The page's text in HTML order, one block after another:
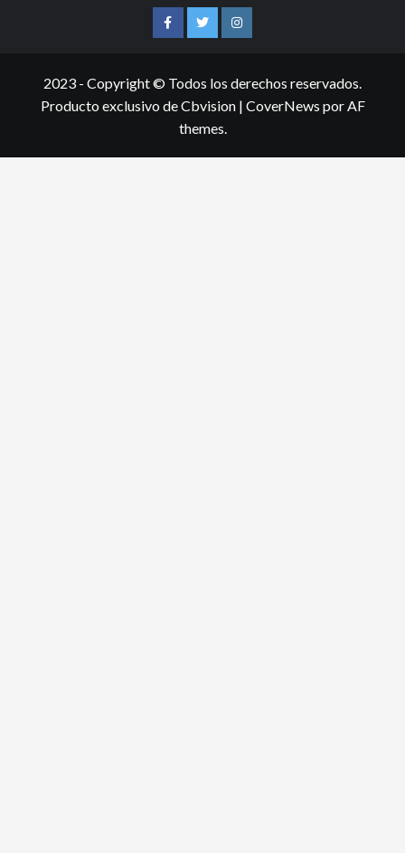
FacebookTwitterInstagram
2023 - Copyright © Todos los derechos reservados.
Producto exclusivo de Cbvision | CoverNews por AF
themes.